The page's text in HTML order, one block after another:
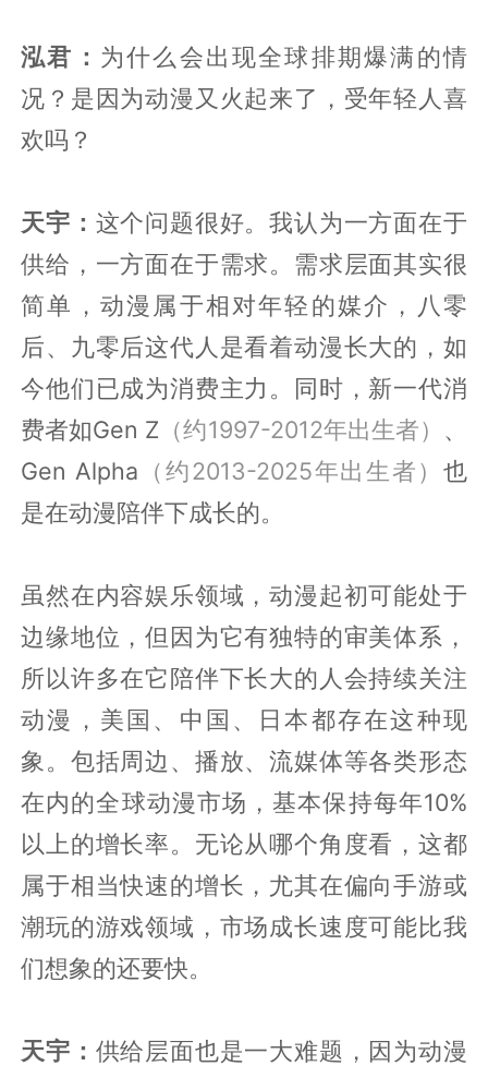
泓君： 为什么会出现全球排期爆满的情
况？是因为动漫又火起来了，受年轻人喜
欢吗？
天宇： 这个问题很好。我认为一方面在于
供给，一方面在于需求。需求层面其实很
简单，动漫属于相对年轻的媒介，八零
后、九零后这代人是看着动漫长大的，如
今他们已成为消费主力。同时，新一代消
费者如Gen Z （约1997-2012年出生者） 、
Gen Alpha （约2013-2025年出生者） 也
是在动漫陪伴下成长的。
虽然在内容娱乐领域，动漫起初可能处于
边缘地位，但因为它有独特的审美体系，
所以许多在它陪伴下长大的人会持续关注
动漫，美国、中国、日本都存在这种现
象。包括周边、播放、流媒体等各类形态
在内的全球动漫市场，基本保持每年10%
以上的增长率。无论从哪个角度看，这都
属于相当快速的增长，尤其在偏向手游或
潮玩的游戏领域，市场成长速度可能比我
们想象的还要快。
天宇： 供给层面也是一大难题，因为动漫